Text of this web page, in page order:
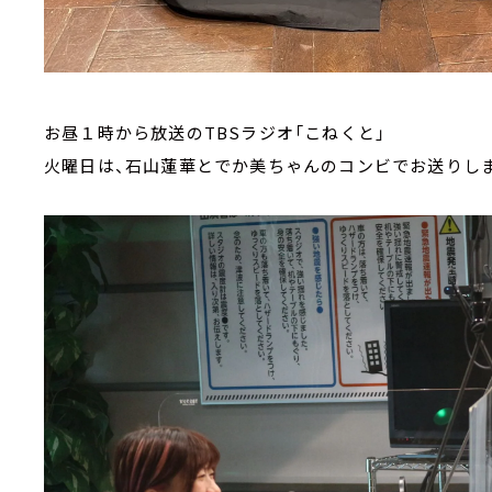
お昼１時から放送のTBSラジオ「こねくと」
火曜日は、石山蓮華とでか美ちゃんのコンビでお送りし